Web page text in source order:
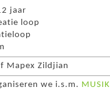
jaar
loop
Mapex Zildjian
we i.s.m.